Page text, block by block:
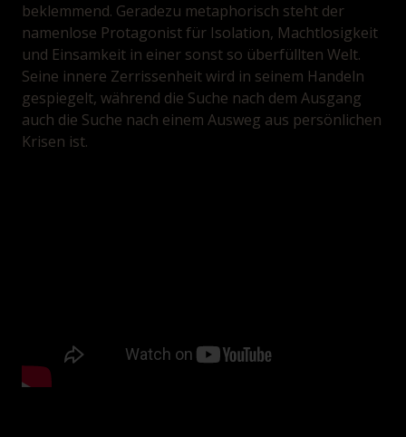
beklemmend. Geradezu metaphorisch steht der
namenlose Protagonist für Isolation, Machtlosigkeit
und Einsamkeit in einer sonst so überfüllten Welt.
Seine innere Zerrissenheit wird in seinem Handeln
gespiegelt, während die Suche nach dem Ausgang
auch die Suche nach einem Ausweg aus persönlichen
Krisen ist.